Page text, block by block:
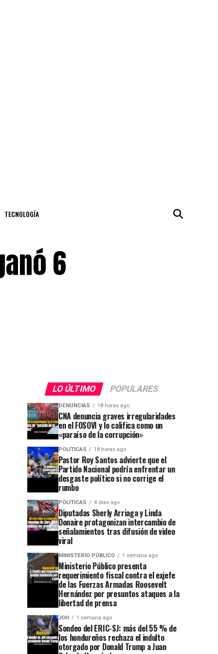
TECNOLOGÍA
6
LO ÚLTIMO POPULARES
DENUNCIAS 18 horas ago
CNA denuncia graves irregularidades
en el FOSOVI y lo califica como un
«paraíso de la corrupción»
POLÍTICAS 18 horas ago
Pastor Roy Santos advierte que el
Partido Nacional podría enfrentar un
desgaste político si no corrige el
rumbo
POLÍTICAS 4 días ago
Diputadas Sherly Arriaga y Linda
Donaire protagonizan intercambio de
señalamientos tras difusión de video
viral
MINISTERIO PÚBLICO 1 semana ago
Ministerio Público presenta
requerimiento fiscal contra el exjefe
de las Fuerzas Armadas Roosevelt
Hernández por presuntos ataques a la
libertad de prensa
JOH 1 semana ago
Sondeo del ERIC-SJ: más del 55 % de
los hondureños rechaza el indulto
otorgado por Donald Trump a Juan